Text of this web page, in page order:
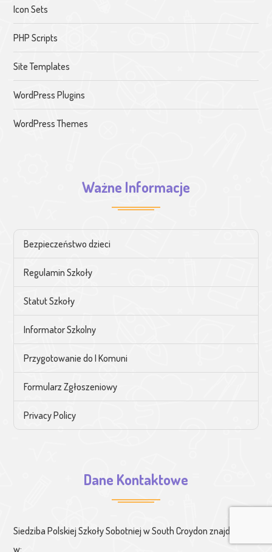
Icon Sets
PHP Scripts
Site Templates
WordPress Plugins
WordPress Themes
Ważne Informacje
Bezpieczeństwo dzieci
Regulamin Szkoły
Statut Szkoły
Informator Szkolny
Przygotowanie do I Komuni
Formularz Zgłoszeniowy
Privacy Policy
Dane Kontaktowe
Siedziba Polskiej Szkoły Sobotniej w South Croydon znajduje się
w: